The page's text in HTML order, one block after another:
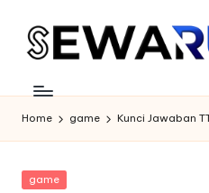
Home game Kunci Jawaban
Posted
game